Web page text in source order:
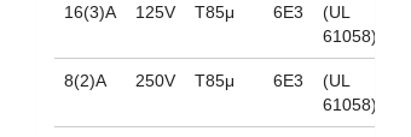
16(3)A 125V T85μ 6E3
(UL
61058)
8(2)A 250V T85μ 6E3
(UL
61058)